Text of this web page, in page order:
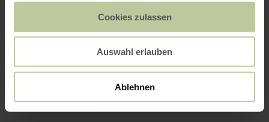
Cookies zulassen
Auswahl erlauben
Ablehnen